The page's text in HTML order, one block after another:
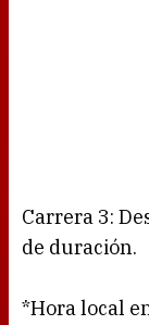
Carrera 3:
de duración.
*Hora local